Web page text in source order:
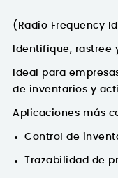
(Radio Frequency
Identifique,
Ideal para
de inventarios y
Aplicaciones más
Control de
Trazabilidad de